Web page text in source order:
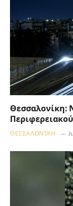
Θεσσαλονίκη:
ΘΕΣΣΑΛΟΝΊΚΗ